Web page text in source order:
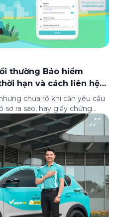
thường Bảo hiểm
hạn và cách liên hệ
chưa rõ khi cần yêu cầu
ra sao, hay giấy chứng
viết này tổng hợp đầy đủ các
trình bồi thường và hỗ trợ